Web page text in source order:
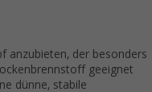
anzubieten, der besonders
geeignet
dünne, stabile